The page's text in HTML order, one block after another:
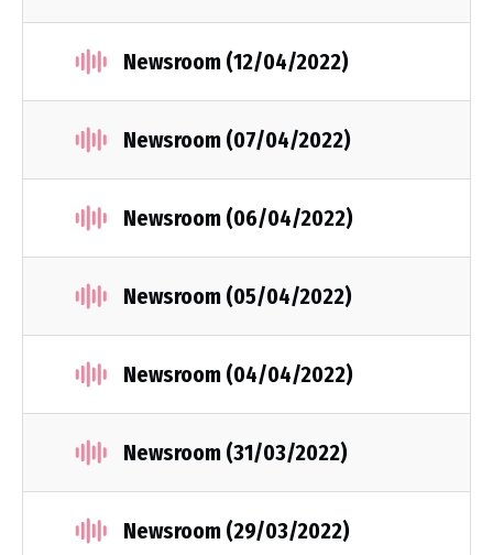
Newsroom (12/04/2022)
Newsroom (07/04/2022)
Newsroom (06/04/2022)
Newsroom (05/04/2022)
Newsroom (04/04/2022)
Newsroom (31/03/2022)
Newsroom (29/03/2022)